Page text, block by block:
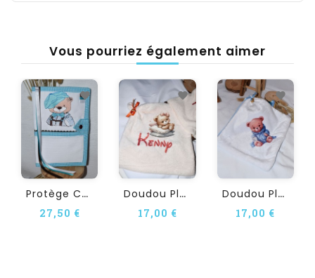
Vous pourriez également aimer
P
Rotège Carnet De Santé À...
27,50 €
D
Oudou Plat Personnalisé...
17,00 €
D
Oudou Plat Personnalisé...
17,00 €